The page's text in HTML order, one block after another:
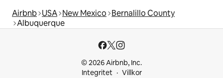
Airbnb USA New Mexico Bernalillo County
Albuquerque
© 2026 Airbnb, Inc.
Integritet
Villkor